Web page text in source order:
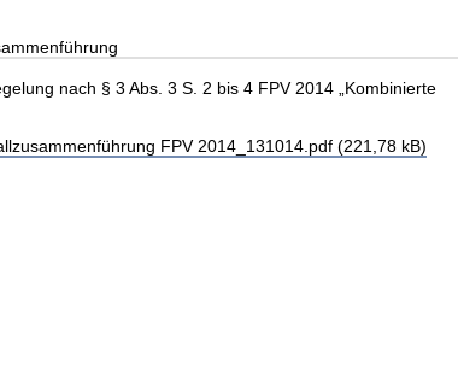
nach § 3 Abs. 3 S. 2 bis 4 FPV 2014 „Kombinierte
FPV 2014_131014.pdf (221,78 kB)